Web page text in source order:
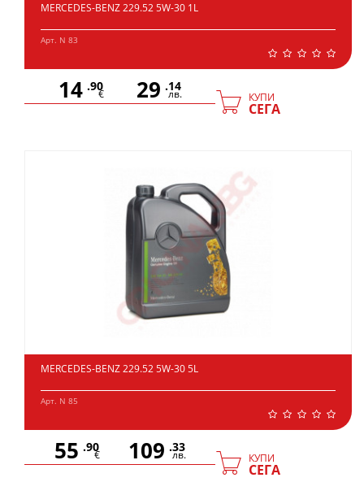
MERCEDES-BENZ 229.52 5W-30 1L
Арт. N 83
14 .90
€ 29 .14
лв. КУПИ
СЕГА
MERCEDES-BENZ 229.52 5W-30 5L
Арт. N 85
55 .90
€ 109 .33
лв. КУПИ
СЕГА